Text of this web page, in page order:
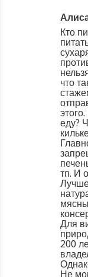
Кто
что
еду?
тп. И
Для
200
Не